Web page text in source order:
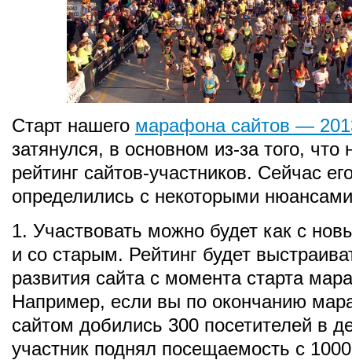
Старт нашего марафона сайтов —
затянулся, в основном из-за того, что
рейтинг сайтов-участников. Сейчас
определились с некоторыми
1. Участвовать можно будет как с
и со старым. Рейтинг будет
развития сайта с момента старта
Например, если вы по окончанию
сайтом добились 300 посетителей в
участник поднял посещаемость с